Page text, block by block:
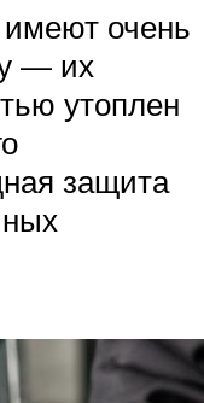
очень
— их
утоплен
защита